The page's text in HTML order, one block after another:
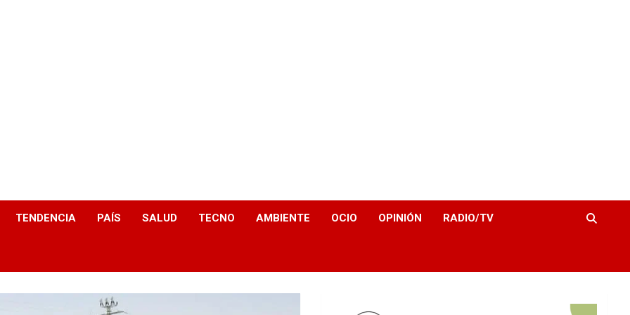
TENDENCIA PAÍS SALUD TECNO AMBIENTE OCIO OPINIÓN RADIO/TV